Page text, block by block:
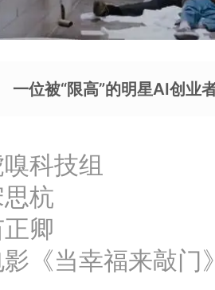
一位被“限高”的明星AI创业
科技组
杭
卿
《当幸福来敲门》